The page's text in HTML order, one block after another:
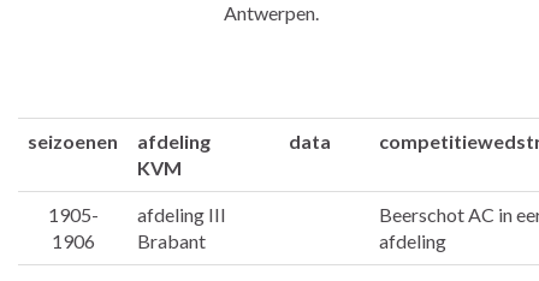
Antwerpen.
seizoenen
afdeling
KVM
data
1905-
1906
afdeling III
Brabant
Beerschot AC in
afdeling